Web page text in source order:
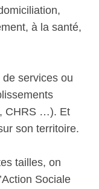
à la santé,
services ou
, CHRS …). Et
son territoire.
tailles, on
Sociale